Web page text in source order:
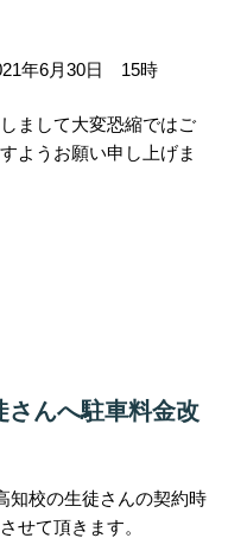
日 15時
まして大変恐縮ではご
ようお願い申し上げま
さんへ駐車料金改
知校の生徒さんの契約時
せて頂きます。